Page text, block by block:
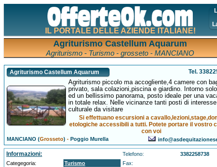
IL PORTALE DELLE AZIENDE ITALIANE!
Agriturismo Castellum Aquarum
Agriturismo - Turismo - grosseto - MANCIANO
Agriturismo Castellum Aquarum Tel.
Agriturismo piccolo ma accogliente,4 camere con
privato, sala colazioni,piscina e giardino. Intorno
ed un bellissimo panorama, posto ideale per una
in totale relax. Nelle vicinanze tanti posti di interesse
culturale da visitare
Si effettuano escursioni a
etologiche accessibili a tutti. Potete portare il vostro
con voi
MANCIANO (Grosseto) -Poggio Murella
Informazioni: Telefono:
3382258738
Categegoria:
Turismo
Fax: